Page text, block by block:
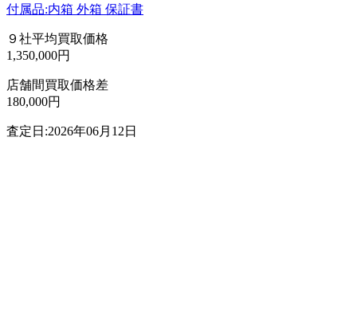
付属品:内箱 外箱 保証書
９社平均買取価格
1,350,000円
店舗間買取価格差
180,000円
査定日:2026年06月12日